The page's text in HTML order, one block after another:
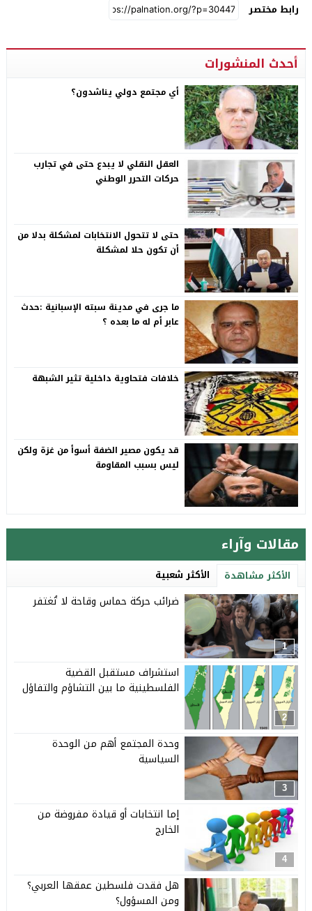
رابط مختصر
أحدث المنشورات
أي مجتمع دولي يناشدون؟
العقل النقلي لا يبدع حتى في تجارب
حركات التحرر الوطني
حتى لا تتحول الانتخابات لمشكلة بدلا من
أن تكون حلا لمشكلة
ما جرى في مدينة سبته الإسبانية :حدث
عابر أم له ما بعده ؟
خلافات فتحاوية داخلية تثير الشبهة
قد يكون مصير الضفة أسوأ من غزة ولكن
ليس بسبب المقاومة
مقالات وآراء
الأكثر مشاهدة الأكثر شعبية
1
ضرائب حركة حماس وقاحة لا تُغتفر
2
استشراف مستقبل القضية
الفلسطينية ما بين التشاؤم والتفاؤل
3
وحدة المجتمع أهم من الوحدة
السياسية
4
إما انتخابات أو قيادة مفروضة من
الخارج
هل فقدت فلسطين عمقها العربي؟
ومن المسؤول؟